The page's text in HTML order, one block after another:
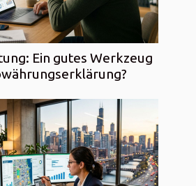
Ein gutes Werkzeug